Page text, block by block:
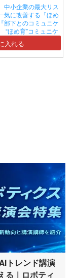
中小企業の最大リス
気に改善する「ほめ
部下とのコミュニケ
ほめ育”コミュニケ
入れる
トレンド講演
る｜ロボティ